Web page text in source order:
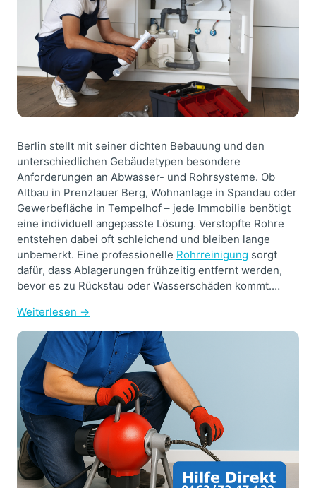
Berlin stellt mit seiner dichten Bebauung und den
unterschiedlichen Gebäudetypen besondere
Anforderungen an Abwasser- und Rohrsysteme. Ob
Altbau in Prenzlauer Berg, Wohnanlage in Spandau oder
Gewerbefläche in Tempelhof – jede Immobilie benötigt
eine individuell angepasste Lösung. Verstopfte Rohre
entstehen dabei oft schleichend und bleiben lange
unbemerkt. Eine professionelle Rohrreinigung sorgt
dafür, dass Ablagerungen frühzeitig entfernt werden,
bevor es zu Rückstau oder Wasserschäden kommt.…
Weiterlesen →